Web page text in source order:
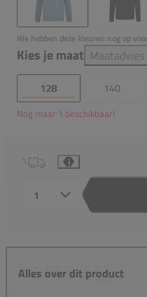
We hebben deze kleuren nog op
Kies je maat Maatadvies
128 140
Nog maar 1 beschikbaar!
i
Alles over dit product